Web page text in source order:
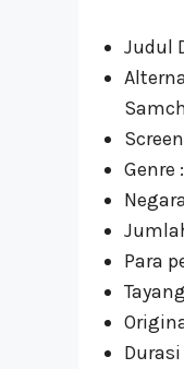
Judul
Genre :
Para